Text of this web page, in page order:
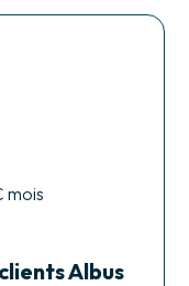
mois
Albus